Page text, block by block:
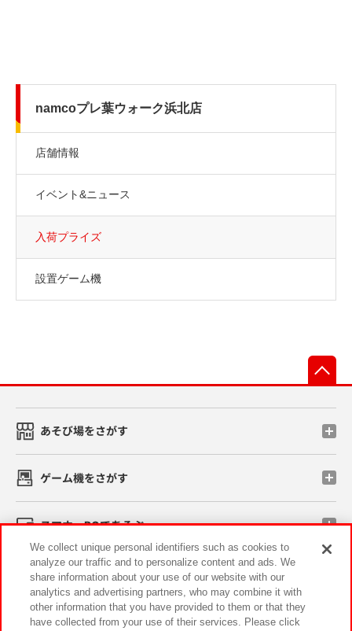
namcoプレ葉ウォーク浜北店
店舗情報
イベント&ニュース
入荷プライズ
設置ゲーム機
あそび場をさがす
ゲーム機をさがす
スマホ・PCであそぶ
イベント・キャンペーン
We collect unique personal identifiers such as cookies to
analyze our traffic and to personalize content and ads. We
share information about your use of our website with our
analytics and advertising partners, who may combine it with
other information that you have provided to them or that they
have collected from your use of their services. Please click